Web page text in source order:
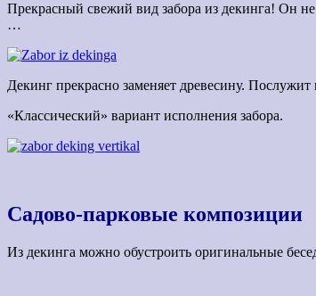
Прекрасный свежий вид забора из декинга! Он
…
Декинг прекрасно заменяет древесину.
«Классический» вариант исполнения забора.
Садово-парковые композиции
Из декинга можно обустроить оригинальные